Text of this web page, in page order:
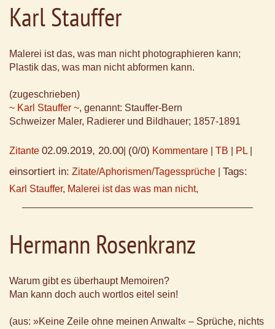
Karl Stauffer
Malerei ist das, was man nicht photographieren kann;
Plastik das, was man nicht abformen kann.
(zugeschrieben)
~ Karl Stauffer ~, genannt: Stauffer-Bern
Schweizer Maler, Radierer und Bildhauer; 1857-1891
Zitante 02.09.2019, 20.00 (0/0) Kommentare TB PL
einsortiert in: Zitate/Aphorismen/Tagessprüche Tags:
Karl Stauffer, Malerei ist das was man nicht,
Hermann Rosenkranz
Warum gibt es überhaupt Memoiren?
Man kann doch auch wortlos eitel sein!
(aus: »Keine Zeile ohne meinen Anwalt« – Sprüche, nichts